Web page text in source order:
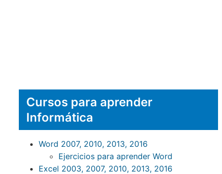
Cursos para aprender
Informática
Word 2007, 2010, 2013, 2016
Ejercicios para aprender Word
Excel 2003, 2007, 2010, 2013, 2016